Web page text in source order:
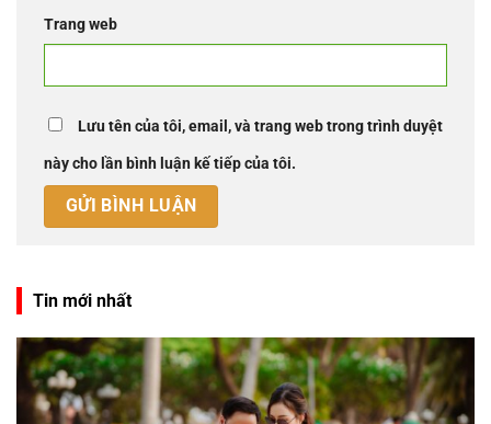
Trang web
Lưu tên của tôi, email, và trang web trong trình duyệt
này cho lần bình luận kế tiếp của tôi.
Tin mới nhất